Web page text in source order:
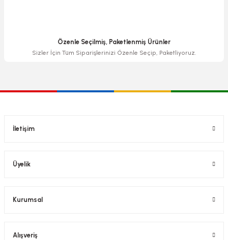
Özenle Seçilmiş, Paketlenmiş Ürünler
Sizler İçin Tüm Siparişlerinizi Özenle Seçip, Paketliyoruz.
İletişim
Üyelik
Kurumsal
Alışveriş